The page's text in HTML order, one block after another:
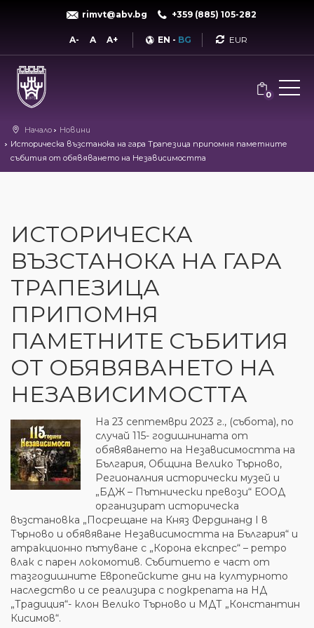
rimvt@abv.bg +359 (885) 105-282
A- A A+ EN - BG Currency
0
Начало
Новини
Историческа възстанока на гара Трапезица припомня паметните
събития от обявяването на Независимостта
ИСТОРИЧЕСКА
ВЪЗСТАНОКА НА ГАРА
ТРАПЕЗИЦА
ПРИПОМНЯ
ПАМЕТНИТЕ СЪБИТИЯ
ОТ ОБЯВЯВАНЕТО НА
НЕЗАВИСИМОСТТА
На 23 септември 2023 г., (събота), по
случай 115- годишнината от
обявяването на Независимостта на
България, Община Велико Търново,
Регионалния исторически музей и
„БДЖ – Пътнически превози“ ЕООД
организират историческа
възстановка „Посрещане на Княз Фердинанд I в
Търново и обявяване Независимостта на България“ и
атракционно пътуване с „Корона експрес“ – ретро
влак с парен локомотив. Събитието е част от
тазгодишните Европейските дни на културното
наследство и се реализира с подкрепата на НД
„Традиция“- клон Велико Търново и МДТ „Константин
Кисимов“.